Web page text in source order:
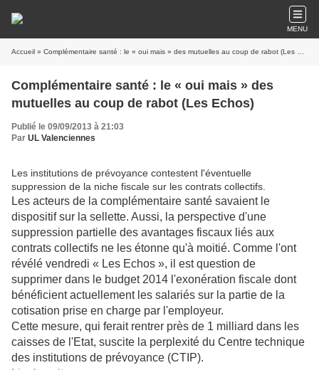
MENU
Accueil » Complémentaire santé : le « oui mais » des mutuelles au coup de rabot (Les Echos)
Complémentaire santé : le « oui mais » des
mutuelles au coup de rabot (Les Echos)
Publié le 09/09/2013 à 21:03
Par UL Valenciennes
Les institutions de prévoyance contestent l'éventuelle
suppression de la niche fiscale sur les contrats collectifs.
Les acteurs de la complémentaire santé savaient le
dispositif sur la sellette. Aussi, la perspective d'une
suppression partielle des avantages fiscaux liés aux
contrats collectifs ne les étonne qu'à moitié. Comme l'ont
révélé vendredi « Les Echos », il est question de
supprimer dans le budget 2014 l'exonération fiscale dont
bénéficient actuellement les salariés sur la partie de la
cotisation prise en charge par l'employeur.
Cette mesure, qui ferait rentrer près de 1 milliard dans les
caisses de l'Etat, suscite la perplexité du Centre technique
des institutions de prévoyance (CTIP).